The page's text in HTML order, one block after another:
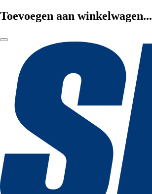
Toevoegen aan winkelwagen...